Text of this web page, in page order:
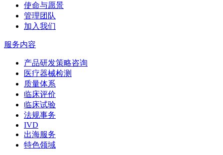
使命与愿景
管理团队
加入我们
服务内容
产品研发策略咨询
医疗器械检测
质量体系
临床评价
临床试验
法规事务
IVD
出海服务
特色领域